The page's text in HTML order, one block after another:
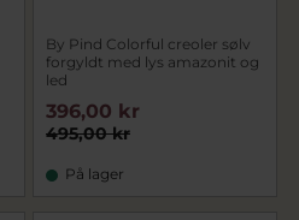
By Pind Colorful creoler sølv
forgyldt med lys amazonit og
led
495,00 kr
396,00 kr
På lager